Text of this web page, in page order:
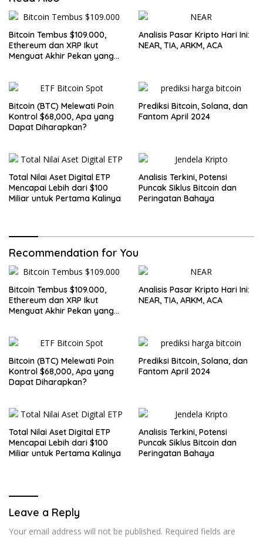
Bitcoin Tembus $109.000,
Ethereum dan XRP Ikut
Menguat Akhir Pekan yang
Analisis Pasar Kripto Hari Ini:
NEAR, TIA, ARKM, ACA
Bitcoin (BTC) Melewati Poin
Kontrol $68,000, Apa yang
Dapat Diharapkan?
Prediksi Bitcoin, Solana, dan
Fantom April 2024
Total Nilai Aset Digital ETP
Mencapai Lebih dari $100
Miliar untuk Pertama Kalinya
Analisis Terkini, Potensi
Puncak Siklus Bitcoin dan
Peringatan Bahaya
Recommendation for You
Bitcoin Tembus $109.000,
Ethereum dan XRP Ikut
Menguat Akhir Pekan yang
Analisis Pasar Kripto Hari Ini:
NEAR, TIA, ARKM, ACA
Bitcoin (BTC) Melewati Poin
Kontrol $68,000, Apa yang
Dapat Diharapkan?
Prediksi Bitcoin, Solana, dan
Fantom April 2024
Total Nilai Aset Digital ETP
Mencapai Lebih dari $100
Miliar untuk Pertama Kalinya
Analisis Terkini, Potensi
Puncak Siklus Bitcoin dan
Peringatan Bahaya
Leave a Reply
Your email address will not be published. Required fields are